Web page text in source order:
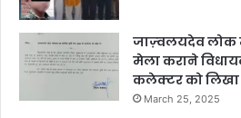
जाज़्वलयदेव लोक
मेला कराने
कलेक्टर को लिखा
March 25, 2025